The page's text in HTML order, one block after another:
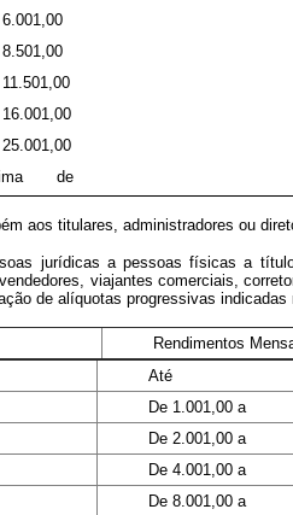
6.001,00
8.501,00
11.501,00
16.001,00
25.001,00
de
aos titulares, administradores ou
jurídicas a pessoas físicas a
viajantes comerciais,
de alíquotas progressivas indicadas
Rendimentos
Até
De 1.001,00 a
De 2.001,00 a
De 4.001,00 a
De 8.001,00 a